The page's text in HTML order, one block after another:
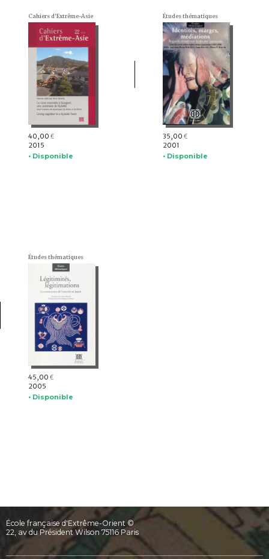
Cahiers d'Extrême-Asie
40,00 €
2015
• Disponible
Études thématiques
35,00 €
2001
• Disponible
Études thématiques
45,00 €
2005
• Disponible
École française d'Extrême-Orient ©
22, av du Président Wilson 75116 Paris